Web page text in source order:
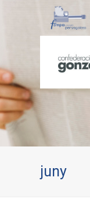
juny